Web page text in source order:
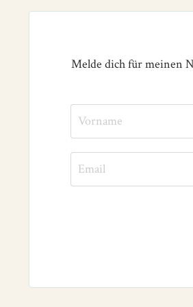
Melde dich für meinen